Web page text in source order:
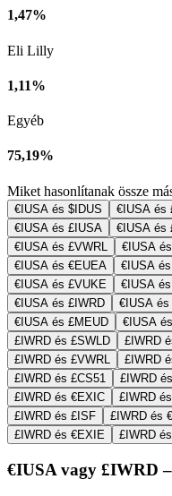
1,47%
Eli Lilly
1,11%
Egyéb
75,19%
Miket hasonlítanak össze
€IUSA és $IDUS €IUSA és
€IUSA és £IUSA
€IUSA és
€IUSA és £VWRL
€IUSA
€IUSA és €EUEA
€IUSA
€IUSA és £VUKE
€IUSA
€IUSA és £IWRD
€IUSA és
€IUSA és £MEUD
€IUSA
£IWRD és £SWLD
£IWRD
£IWRD és £VWRL
£IWRD
£IWRD és £CS51
£IWRD
£IWRD és €EXIC
£IWRD
£IWRD és £ISF
£IWRD és
£IWRD és €EXIE
£IWRD
€IUSA vagy £IWRD